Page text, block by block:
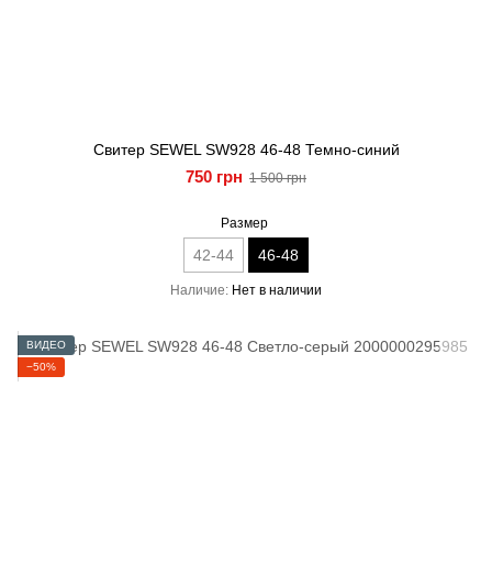
Свитер SEWEL SW928 46-48 Темно-синий
750 грн 1 500 грн
Размер
42-44 46-48
Наличие Нет в наличии
ВИДЕО
−50%